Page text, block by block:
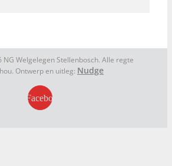
NG Welgelegen Stellenbosch. Alle regte
Ontwerp en uitleg: Nudge
Facebook